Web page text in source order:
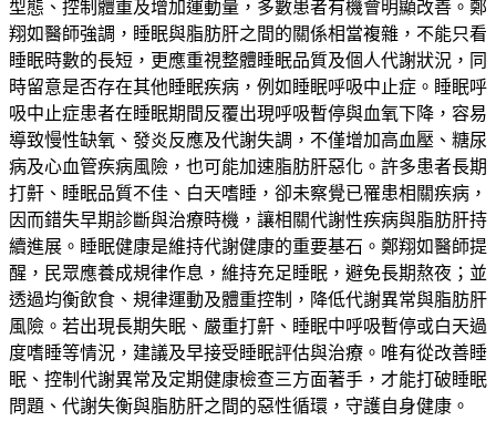
型態、控制體重及增加運動量，多數患者有機會明顯改善。鄭
翔如醫師強調，睡眠與脂肪肝之間的關係相當複雜，不能只看
睡眠時數的長短，更應重視整體睡眠品質及個人代謝狀況，同
時留意是否存在其他睡眠疾病，例如睡眠呼吸中止症。睡眠呼
吸中止症患者在睡眠期間反覆出現呼吸暫停與血氧下降，容易
導致慢性缺氧、發炎反應及代謝失調，不僅增加高血壓、糖尿
病及心血管疾病風險，也可能加速脂肪肝惡化。許多患者長期
打鼾、睡眠品質不佳、白天嗜睡，卻未察覺已罹患相關疾病，
因而錯失早期診斷與治療時機，讓相關代謝性疾病與脂肪肝持
續進展。睡眠健康是維持代謝健康的重要基石。鄭翔如醫師提
醒，民眾應養成規律作息，維持充足睡眠，避免長期熬夜；並
透過均衡飲食、規律運動及體重控制，降低代謝異常與脂肪肝
風險。若出現長期失眠、嚴重打鼾、睡眠中呼吸暫停或白天過
度嗜睡等情況，建議及早接受睡眠評估與治療。唯有從改善睡
眠、控制代謝異常及定期健康檢查三方面著手，才能打破睡眠
問題、代謝失衡與脂肪肝之間的惡性循環，守護自身健康。